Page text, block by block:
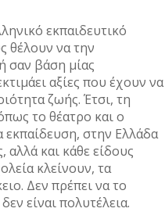
εκπαιδευτικό
θέλουν να την
σαν βάση μίας
αξίες που έχουν να
ζωής. Έτσι, τη
το θέατρο και ο
εκπαίδευση, στην Ελλάδα
αλλά και κάθε είδους
κλείνουν, τα
Δεν πρέπει να το
είναι πολυτέλεια.